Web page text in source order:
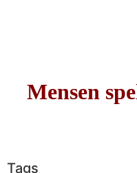
Mensen
Tags